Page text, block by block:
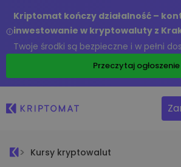
Kriptomat kończy działalność –
inwestowanie w kryptowaluty z
Twoje środki są bezpieczne i w pełni
Przeczytaj ogłoszenie
Kursy kryptowalut